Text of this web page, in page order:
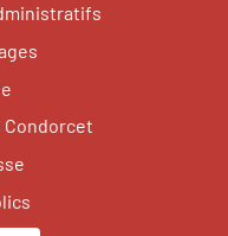
Condorcet